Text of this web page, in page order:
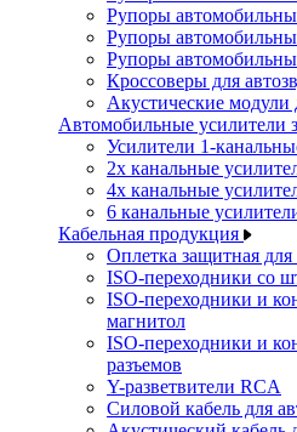
Рупоры
Рупоры
Рупоры
Кроссоверы для
Акустические модули
Автомобильные усилители
Усилители 1-
2х канальные
4х канальные
6 канальные
Кабельная продукция
Оплетка защитная для
ISO-переходники со
ISO-переходники и
магнитол
ISO-переходники и
разъемов
Y-разветвители RCA
Силовой кабель для